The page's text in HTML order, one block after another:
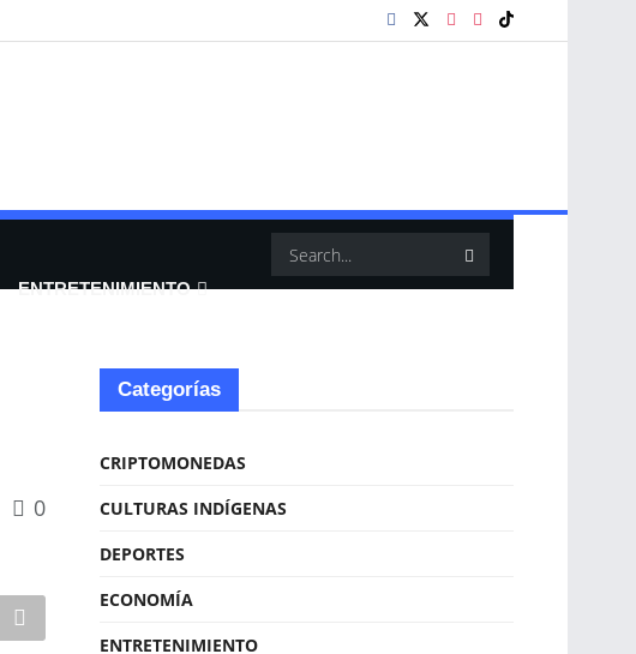
ENTRETENIMIENTO
0
Categorías
CRIPTOMONEDAS
CULTURAS INDÍGENAS
DEPORTES
ECONOMÍA
ENTRETENIMIENTO